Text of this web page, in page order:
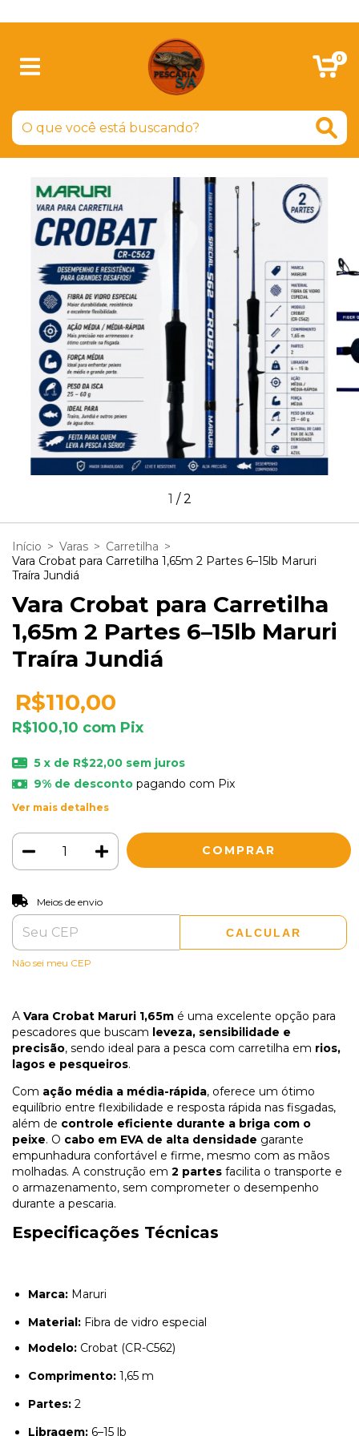
0
1 /2
Início > Varas > Carretilha >
Vara Crobat para Carretilha 1,65m 2 Partes 6–15lb Maruri
Traíra Jundiá
Vara Crobat para Carretilha
1,65m 2 Partes 6–15lb Maruri
Traíra Jundiá
R$110,00
R$100,10 com Pix
5 x de R$22,00 sem juros
9% de descontopagando com Pix
Ver mais detalhes
Entregas para o CEP:
Meios de envio
CALCULAR
Não sei meu CEP
A Vara Crobat Maruri 1,65m é uma excelente opção para
pescadores que buscam leveza, sensibilidade e
precisão, sendo ideal para a pesca com carretilha em rios,
lagos e pesqueiros.
Com ação média a média-rápida, oferece um ótimo
equilíbrio entre flexibilidade e resposta rápida nas fisgadas,
além de controle eficiente durante a briga com o
peixe. O cabo em EVA de alta densidade garante
empunhadura confortável e firme, mesmo com as mãos
molhadas. A construção em 2 partes facilita o transporte e
o armazenamento, sem comprometer o desempenho
durante a pescaria.
Especificações Técnicas
Marca: Maruri
Material: Fibra de vidro especial
Modelo: Crobat (CR-C562)
Comprimento: 1,65 m
Partes: 2
Libragem: 6–15 lb